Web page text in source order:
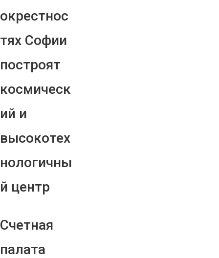
окрестнос
тях Софии
построят
космическ
ий и
высокотех
нологичны
й центр
Счетная
палата